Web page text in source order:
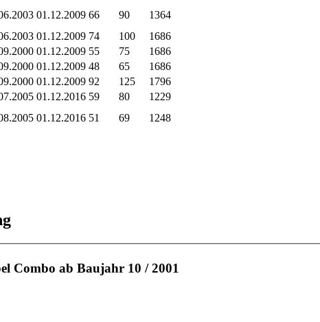
01.12.2009 66 90
1364
01.12.2009 74 100
1686
01.12.2009 55 75
1686
01.12.2009 48 65
1686
01.12.2009 92 125
1796
01.12.2016 59 80
1229
01.12.2016 51 69 1248
Combo ab Baujahr 10 / 2001